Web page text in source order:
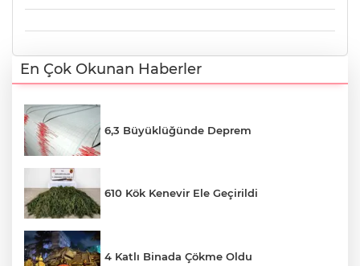
En Çok Okunan Haberler
6,3 Büyüklüğünde Deprem
610 Kök Kenevir Ele Geçirildi
4 Katlı Binada Çökme Oldu